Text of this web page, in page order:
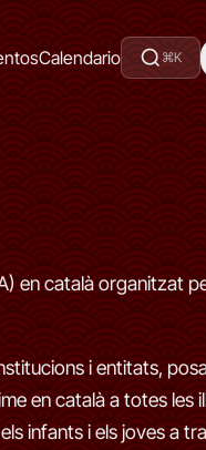
Calendario ⌘K
en català organitzat
i entitats,
en català a totes les
infants i els joves a